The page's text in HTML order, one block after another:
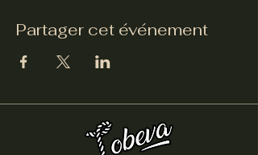
Partager cet événement